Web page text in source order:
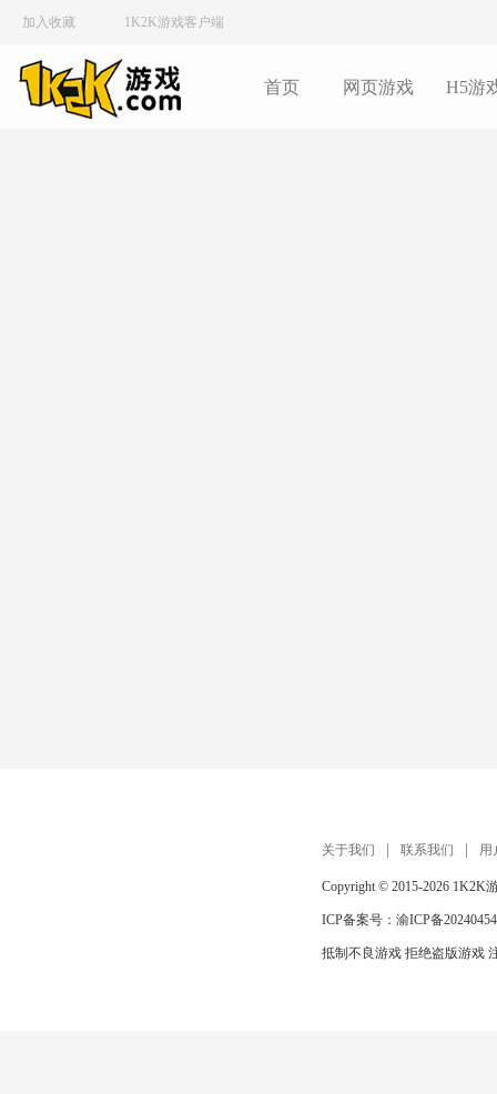
加入收藏 1K2K游戏客户端
首页 网页游戏 H5游
关于我们 联系我们 用
Copyright © 2015-2026 1K2K
ICP备案号： 渝ICP备
抵制不良游戏 拒绝盗版游戏